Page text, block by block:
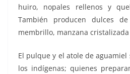
huiro, nopales rellenos y
También producen dulces
membrillo, manzana
El pulque y el atole de
los indígenas; quienes